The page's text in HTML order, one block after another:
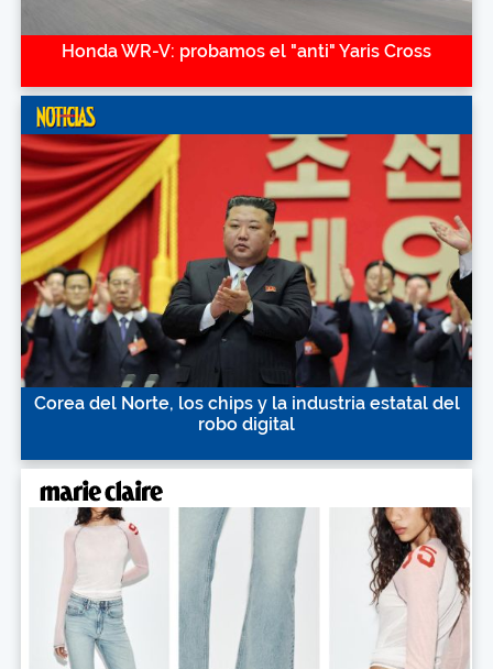
Honda WR-V: probamos el "anti" Yaris Cross
Corea del Norte, los chips y la industria estatal del
robo digital